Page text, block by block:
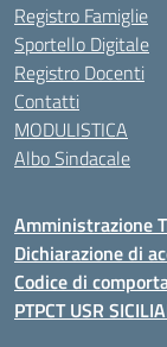
Registro Famiglie
Sportello Digitale
Registro Docenti
Contatti
MODULISTICA
Albo Sindacale
Amministrazione
Dichiarazione di
Codice di
PTPCT USR SICILIA